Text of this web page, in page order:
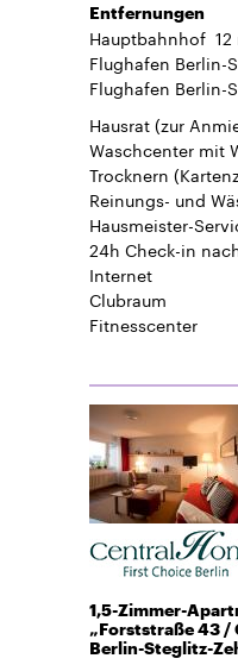
Entfernungen
Hauptbahnhof
Flughafen Berlin-
Flughafen Berlin-
Hausrat(zur
Waschcenter mit
Trocknern
Reinungs- und
Hausmeister-
24h Check-in
Internet
Clubraum
Fitnesscenter
1,5-Zimmer-
„Forststraße 43 /
Berlin-Steglitz-